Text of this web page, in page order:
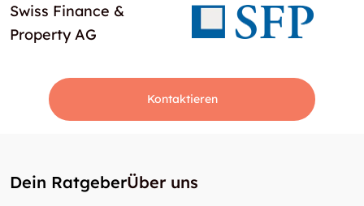
Swiss Finance &
Property AG
Kontaktieren
Dein RatgeberÜber uns